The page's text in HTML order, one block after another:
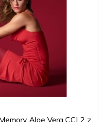
Aloe Vera CCL2 z